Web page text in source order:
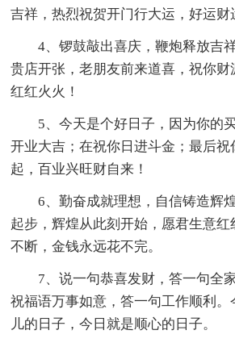
吉祥，热烈祝贺开门行大运，好运财
4、锣鼓敲出喜庆，鞭炮释放吉
贵店开张，老朋友前来道喜，祝你
红红火火！
5、今天是个好日子，因为你的
开业大吉；在祝你日进斗金；最后祝
起，百业兴旺财自来！
6、勤奋成就理想，自信铸造辉
起步，辉煌从此刻开始，愿君生意
不断，金钱永远花不完。
7、说一句恭喜发财，答一句全
祝福语万事如意，答一句工作顺利
儿的日子，今日就是顺心的日子。